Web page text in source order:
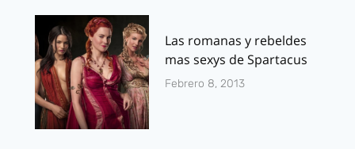
Las romanas y rebeldes
mas sexys de Spartacus
Febrero 8, 2013